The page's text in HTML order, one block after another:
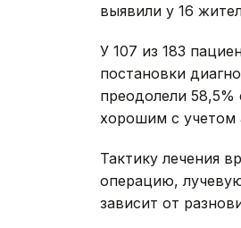
выявили у 16
У 107 из 183
постановки
преодолели 58,5%
хорошим с учетом
Тактику лечения
операцию,
зависит от